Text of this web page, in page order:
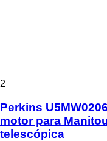
2
Perkins
motor para
telescópica